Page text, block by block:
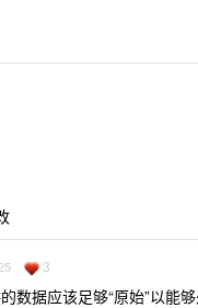
3
数据应该足够“原始”以能